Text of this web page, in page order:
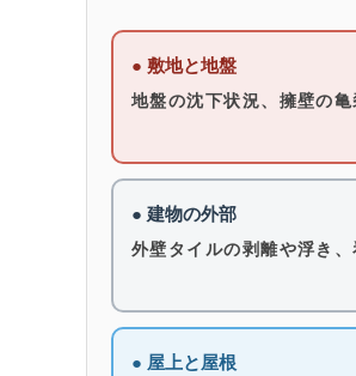
● 敷地と地盤
地盤の沈下状況、擁壁の
● 建物の外部
外壁タイルの剥離や浮き
● 屋上と屋根